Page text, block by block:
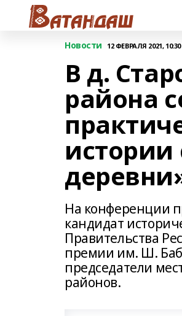
Новости 12 ФЕВРАЛЯ 2021, 10:30
В д.
района
истории
На конференции
кандидат
Правительства
премии им. Ш.
председатели
районов.